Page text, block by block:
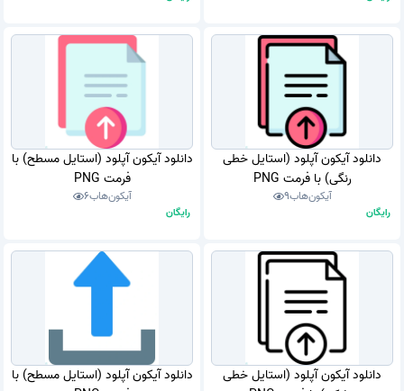
دانلود آیکون آپلود (استایل خطی
رنگی) با فرمت PNG
آیکون‌هاب9
رایگان
دانلود آیکون آپلود (استایل مسطح) با
فرمت PNG
آیکون‌هاب6
رایگان
دانلود آیکون آپلود (استایل خطی
دانلود آیکون آپلود (استایل مسطح) با